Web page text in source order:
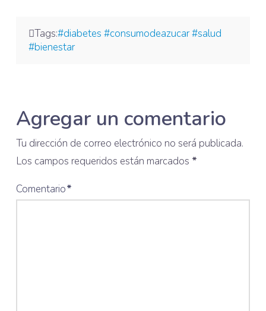
Tags:#diabetes #consumodeazucar #salud
#bienestar
Agregar un comentario
Tu dirección de correo electrónico no será publicada.
Los campos requeridos están marcados *
Comentario*